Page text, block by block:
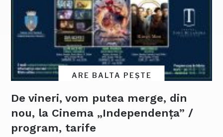
ARE BALTA PEȘTE
De vineri, vom putea merge, din
nou, la Cinema „Independența” /
program, tarife